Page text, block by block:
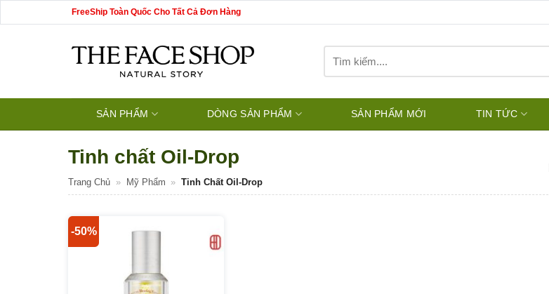
qua
FreeShip Toàn Quốc Cho Tất Cả Đơn Hàng
kiếm:
SẢN PHẨM DÒNG SẢN PHẨM SẢN PHẨM MỚI TIN TỨC
Tinh chất Oil-Drop
Trang Chủ » Mỹ Phẩm » Tinh Chất Oil-Drop
-50%